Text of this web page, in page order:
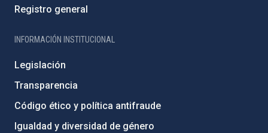
Registro general
INFORMACIÓN INSTITUCIONAL
Legislación
Transparencia
Código ético y política antifraude
Igualdad y diversidad de género